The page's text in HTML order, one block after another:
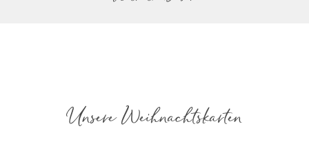
Unsere Weihnachtskarten